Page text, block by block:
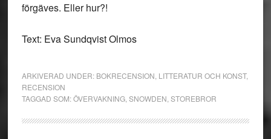
förgäves. Eller hur?!
Text: Eva Sundqvist Olmos
ARKIVERAD UNDER: BOKRECENSION LITTERATUR OCH KONST,
RECENSION
TAGGAD SOM:ÖVERVAKNING, SNOWDEN STOREBROR